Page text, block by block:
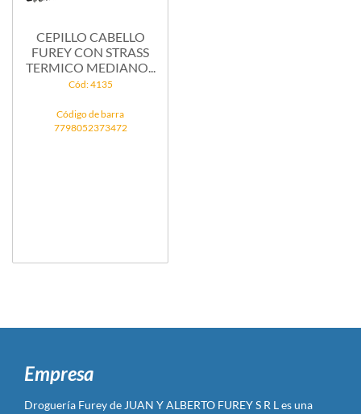
CEPILLO CABELLO
FUREY CON STRASS
TERMICO MEDIANO...
Cód: 4135
Código de barra
7798052373472
Empresa
Droguería Furey de JUAN Y ALBERTO FUREY S R L es una